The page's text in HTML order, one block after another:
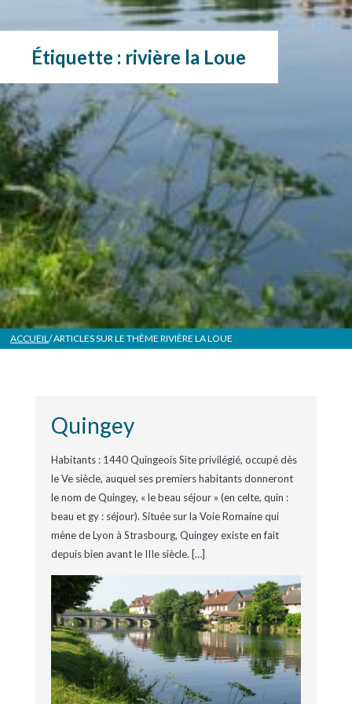
Étiquette : rivière la Loue
ACCUEIL/ ARTICLES SUR LE THÈME RIVIÈRE LA LOUE
Quingey
Habitants : 1440 Quingeois Site privilégié, occupé dès
le Ve siècle, auquel ses premiers habitants donneront
le nom de Quingey, « le beau séjour » (en celte, quin :
beau et gy : séjour). Située sur la Voie Romaine qui
mène de Lyon à Strasbourg, Quingey existe en fait
depuis bien avant le IIIe siècle. […]